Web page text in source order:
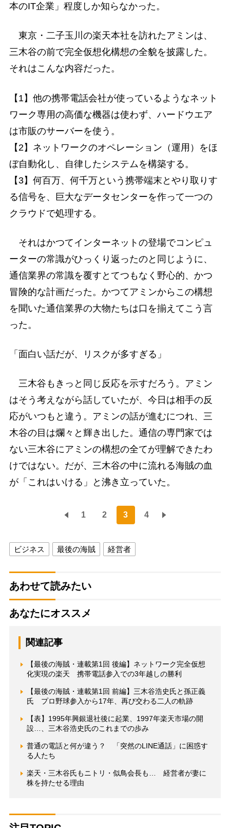
本のIT企業」程度しか知らなかった。
東京・二子玉川の楽天本社を訪れたアミンは、
三木谷の前で完全仮想化構想の全貌を披露した。
それはこんな内容だった。
【1】他の携帯電話会社が使っているようなネット
ワーク専用の高価な機器は使わず、ハードウエア
は市販のサーバーを使う。
【2】ネットワークのオペレーション（運用）をほ
ぼ自動化し、自律したシステムを構築する。
【3】何百万、何千万という携帯端末とやり取りす
る信号を、巨大なデータセンターを作って一つの
クラウドで処理する。
それはかつてインターネットの登場でコンピュ
ーターの常識がひっくり返ったのと同じように、
通信業界の常識を覆すとてつもなく野心的、かつ
冒険的な計画だった。かつてアミンからこの構想
を聞いた通信業界の大物たちは口を揃えてこう言
った。
「面白い話だが、リスクが多すぎる」
三木谷もきっと同じ反応を示すだろう。アミン
はそう考えながら話していたが、今日は相手の反
応がいつもと違う。アミンの話が進むにつれ、三
木谷の目は爛々と輝き出した。通信の専門家では
ない三木谷にアミンの構想の全てが理解できたわ
けではない。だが、三木谷の中に流れる海賊の血
が「これはいける」と沸き立っていた。
1 2 3 4
ビジネス 最後の海賊 経営者
あわせて読みたい
あなたにオススメ
関連記事
【最後の海賊・連載第1回 後編】ネットワーク完全仮想
化実現の楽天 携帯電話参入での3年越しの勝利
【最後の海賊・連載第1回 前編】三木谷浩史氏と孫正義
氏 プロ野球参入から17年、再び交わる二人の軌跡
【表】1995年興銀退社後に起業、1997年楽天市場の開
設…、三木谷浩史氏のこれまでの歩み
普通の電話と何が違う？ 「突然のLINE通話」に困惑す
る人たち
楽天・三木谷氏もニトリ・似鳥会長も… 経営者が妻に
株を持たせる理由